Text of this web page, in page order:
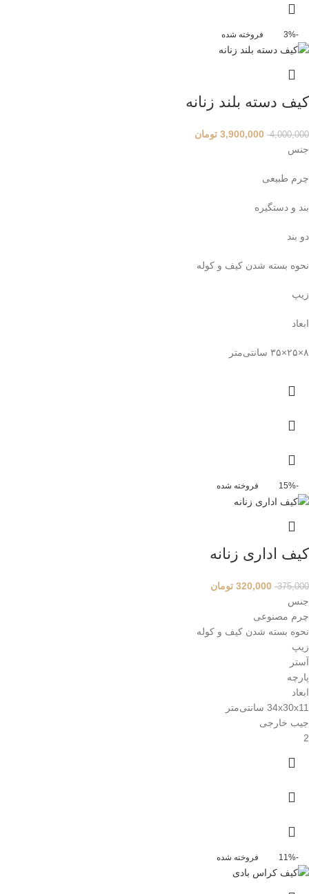
-3% فروخته شده
کیف دسته بلند زنانه
4,000,000
3,900,000 تومان
جنس
چرم طبیعی
بند و دستگیره
دو بند
نحوه بسته شدن کیف و کوله
زیپ
ابعاد
۸×۲۵×۳۵ سانتی‌متر
-15% فروخته شده
کیف اداری زنانه
375,000
320,000 تومان
جنس
چرم مصنوعی
نحوه بسته شدن کیف و کوله
زیپ
آستر
پارچه
ابعاد
34x30x11 سانتی‌متر
جیب خارجی
2
-11% فروخته شده